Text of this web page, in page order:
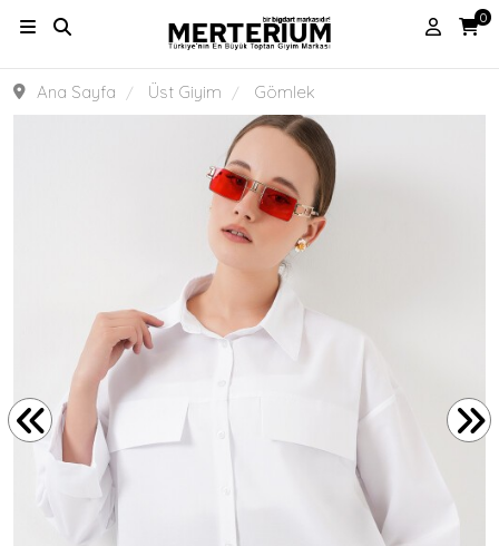
0
Ana Sayfa Üst Giyim Gömlek